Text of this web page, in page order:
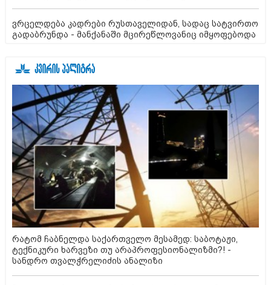
ვრცელდება კადრები რუსთაველიდან, სადაც სატვირთო
გადაბრუნდა - მანქანაში მცირეწლოვანიც იმყოფებოდა
რატომ ჩაბნელდა საქართველო მესამედ: საბოტაჟი,
ტექნიკური ხარვეზი თუ არაპროფესიონალიზმი?! -
სანდრო თვალჭრელიძის ანალიზი